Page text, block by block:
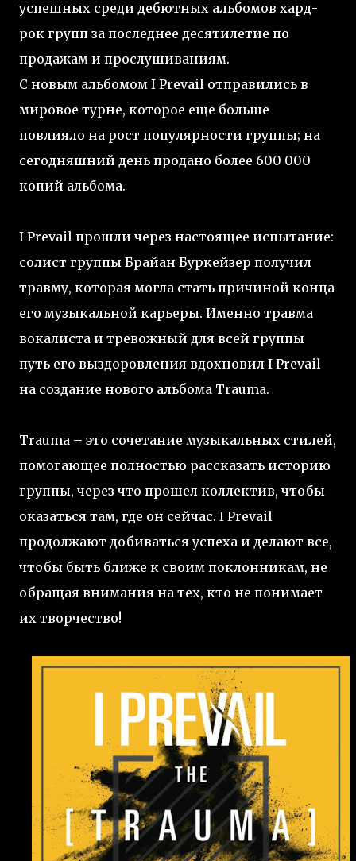
успешных среди дебютных альбомов хард-
рок групп за последнее десятилетие по
продажам и прослушиваниям.
C новым альбомом I Prevail отправились в
мировое турне, которое еще больше
повлияло на рост популярности группы; на
сегодняшний день продано более 600 000
копий альбома.
I Prevail прошли через настоящее испытание:
солист группы Брайан Буркейзер получил
травму, которая могла стать причиной конца
его музыкальной карьеры. Именно травма
вокалиста и тревожный для всей группы
путь его выздоровления вдохновил I Prevail
на создание нового альбома Trauma.
Trauma – это сочетание музыкальных стилей,
помогающее полностью рассказать историю
группы, через что прошел коллектив, чтобы
оказаться там, где он сейчас. I Prevail
продолжают добиваться успеха и делают все,
чтобы быть ближе к своим поклонникам, не
обращая внимания на тех, кто не понимает
их творчество!